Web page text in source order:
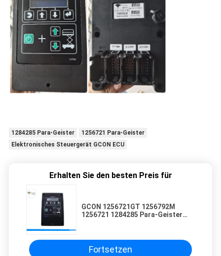
1284285 Para-Geister
1256721 Para-Geister
Elektronisches Steuergerät GCON ECU
Erhalten Sie den besten Preis für
GCON 1256721GT 1256792M
1256721 1284285 Para-Geister
Fortsetzen